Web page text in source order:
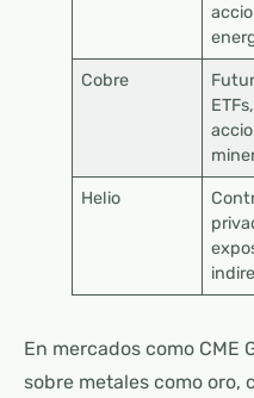
Cobre
Helio
En mercados como CME
sobre metales como oro,